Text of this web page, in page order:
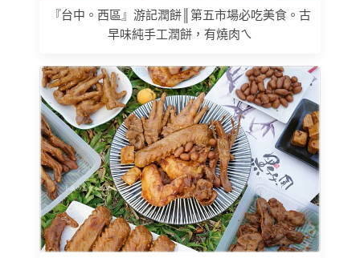
『台中。西區』游記潤餅║第五市場必吃美食。古
早味純手工潤餅，有燒肉ㄟ